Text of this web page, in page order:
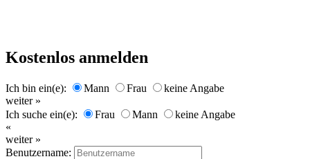
Kostenlos anmelden
Ich bin ein(e): Mann Frau
keine Angabe
weiter »
Ich suche ein(e):
Frau Mann
keine Angabe
«
weiter »
Benutzername: